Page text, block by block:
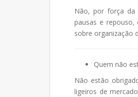
Não, por força da
pausas e repouso,
sobre organização
Quem não
Não estão
ligeiros de